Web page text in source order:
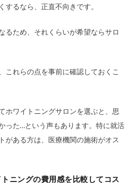
するなら、正直不向きです。
るため、それくらいが希望ならサロ
これらの点を事前に確認しておくこ
ホワイトニングサロンを選ぶと、思
った…という声もあります。特に就活
がある方は、医療機関の施術がオス
ニングの費用感を比較してコス